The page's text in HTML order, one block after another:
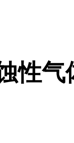
性气